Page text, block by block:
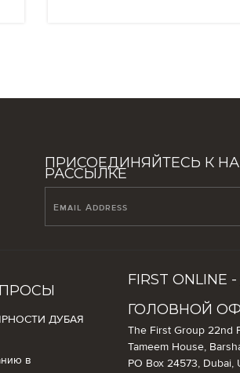
ПРИСОЕДИНЯЙТЕСЬ К
РАССЫЛКЕ
ДУБАЯ
в
FIRST ONLINE -
ГОЛОВНОЙ
The First Group 22nd
Tameem House,
PO Box 24573, Dubai,